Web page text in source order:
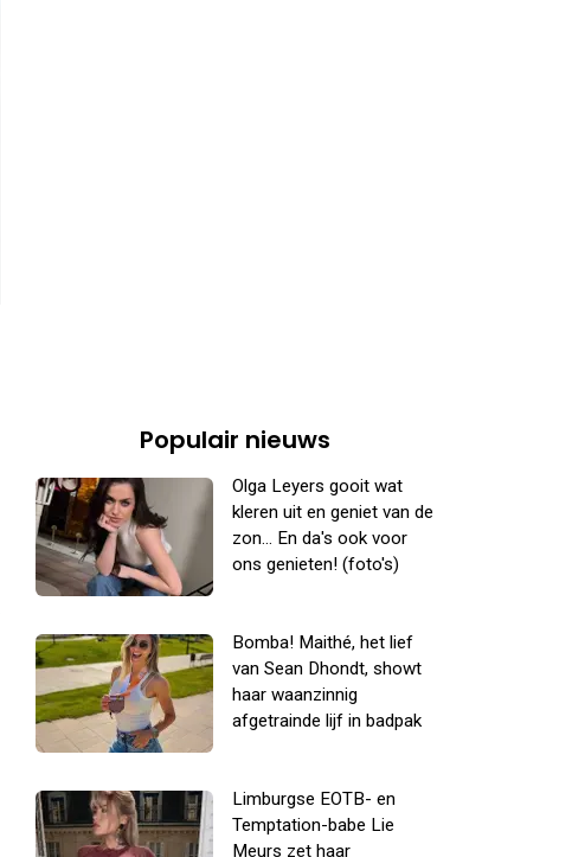
Populair nieuws
Olga Leyers gooit wat
kleren uit en geniet van de
zon... En da's ook voor
ons genieten! (foto's)
Bomba! Maithé, het lief
van Sean Dhondt, showt
haar waanzinnig
afgetrainde lijf in badpak
Limburgse EOTB- en
Temptation-babe Lie
Meurs zet haar